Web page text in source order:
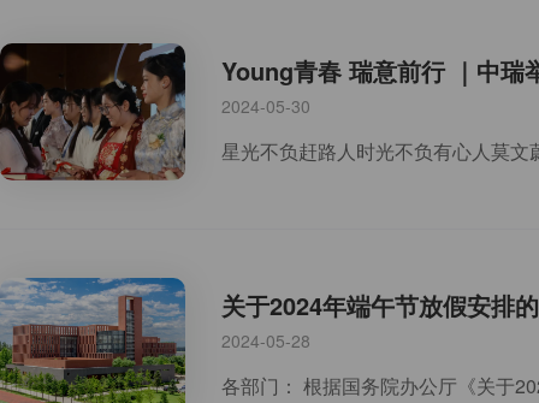
Young青春 瑞意前行 ｜中瑞
2024-05-30
关于2024年端午节放假安排
2024-05-28